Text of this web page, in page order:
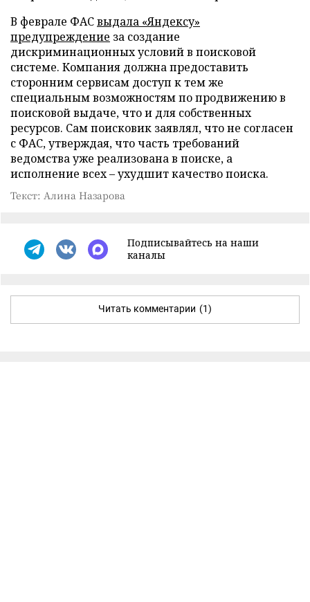
В феврале ФАСвыдала «Яндексу»
предупреждение за создание
дискриминационных условий в поисковой
системе. Компания должна предоставить
сторонним сервисам доступ к тем же
специальным возможностям по продвижению в
поисковой выдаче, что и для собственных
ресурсов. Сам поисковик заявлял, что не согласен
с ФАС, утверждая, что часть требований
ведомства уже реализована в поиске, а
исполнение всех – ухудшит качество поиска.
Текст: Алина Назарова
Подписывайтесь на наши
каналы
Читать комментарии (1)